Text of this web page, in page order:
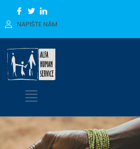
NAPIŠTE NÁM